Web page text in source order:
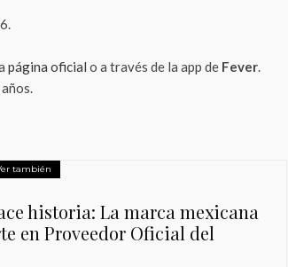
página oficial o a través de la app de Fever.
también
historia: La marca mexicana
en Proveedor Oficial del